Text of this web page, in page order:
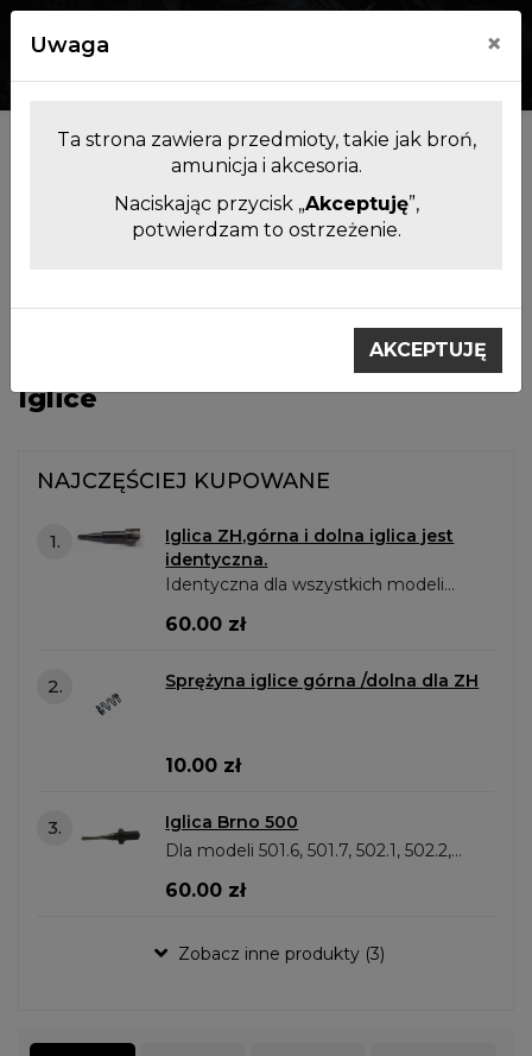
Filtrowanie produktów
Akcesoria i części zamienne do
Iglice
Iglice
NAJCZĘŚCIEJ KUPOWANE
1.
Iglica ZH,górna i dolna iglica jest
identyczna.
Identyczna dla wszystkich modeli
ZH, jedno czy bok lub kniejowka.
60.00 zł
2. Sprężyna iglice górna /dolna dla ZH
10.00 zł
3.
Iglica Brno 500
Dla modeli 501.6, 501.7, 502.1, 502.2,
502.3, 502.4, 502.5, 502.6, 502.8,
60.00 zł
Zobacz inne produkty (3)
Uwaga ×
Ta strona zawiera przedmioty, takie jak broń,
amunicja i akcesoria.
Naciskając przycisk „Akceptuję”,
potwierdzam to ostrzeżenie.
AKCEPTUJĘ